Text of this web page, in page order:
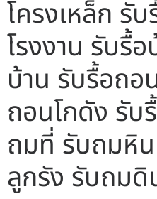
โครงเหล็ก รั
โรงงาน รับรื้
บ้าน รับรื้อถอ
ถอนโกดัง รับ
ถมที่ รับถมหิ
ลูกรัง รับถมดิ